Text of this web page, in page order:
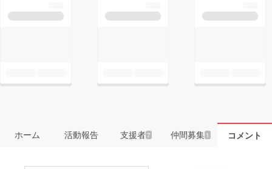
ホーム 活動報告 支援者7 仲間募集 1 コメント